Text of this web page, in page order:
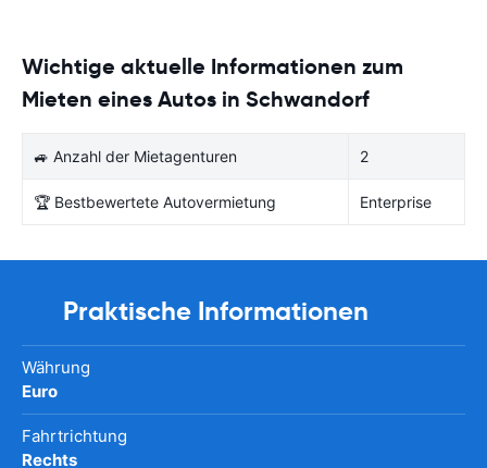
Wichtige aktuelle Informationen zum
Mieten eines Autos in Schwandorf
🚙 Anzahl der Mietagenturen 2
🏆 Bestbewertete Autovermietung Enterprise
Praktische Informationen
Währung
Euro
Fahrtrichtung
Rechts